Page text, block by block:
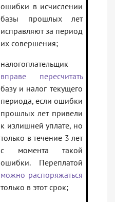
ошибки в исчислении
базы прошлых лет
исправляют за период
их совершения;
налогоплательщик
вправе пересчитать
базу и налог текущего
периода, если ошибки
прошлых лет привели
к излишней уплате, но
только в течение 3 лет
с момента такой
ошибки. Переплатой
можно распоряжаться
только в этот срок;